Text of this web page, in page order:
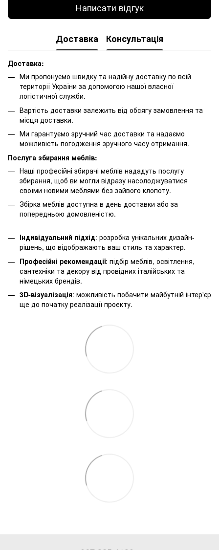
Написати відгук
Доставка Консультація
Доставка:
Ми пропонуємо швидку та надійну доставку по всій
території України за допомогою нашої власної
логістичної служби.
Вартість доставки залежить від обсягу замовлення та
місця доставки.
Ми гарантуємо зручний час доставки та надаємо
можливість погодження зручного часу отримання.
Послуга збирання меблів:
Наші професійні збирачі меблів нададуть послугу
збирання, щоб ви могли відразу насолоджуватися
своїми новими меблями без зайвого клопоту.
Збірка меблів доступна в день доставки або за
попередньою домовленістю.
Індивідуальний підхід: розробка унікальних дизайн-
рішень, що відображають ваш стиль та характер.
Професійні рекомендації: підбір меблів, освітлення,
сантехніки та декору від провідних італійських та
німецьких брендів.
3D-візуалізація: можливість побачити майбутній інтер'єр
ще до початку реалізації проекту.